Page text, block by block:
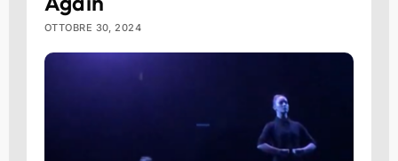
OTTOBRE 30, 2024